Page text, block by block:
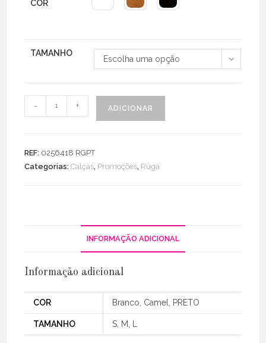
COR
TAMANHO
Escolha uma opção
Quantidade
de
- + ADICIONAR
REF: 0256418 RGPT
Categorias:Calças, Promoções, Rüga
INFORMAÇÃO ADICIONAL
Informação adicional
COR Branco, Camel, PRETO
TAMANHO S, M, L